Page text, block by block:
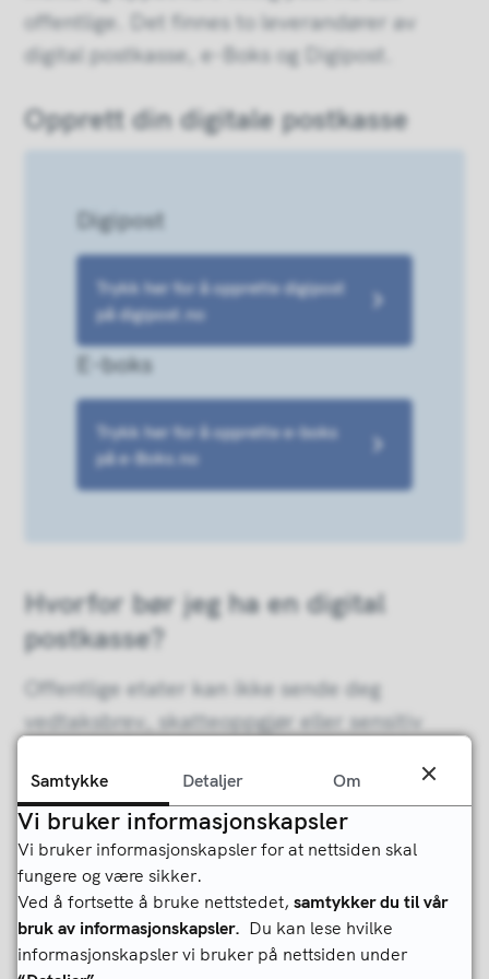
offentlige. Det finnes to leverandører av
digital postkasse, e-Boks og Digipost.
Opprett din digitale postkasse
Digipost
Trykk her for å opprette digipost
på digipost.no
E-boks
Trykk her for å opprette e-boks
på e-Boks.no
Hvorfor bør jeg ha en digital
postkasse?
Offentlige etater kan ikke sende deg
vedtaksbrev, skatteoppgjør eller sensitiv
sikkert nok. En digital postkasse er sikker,
og her kan du lagre posten din så lenge du
ønsker.
Digitale postkasser er gratis, så det blir ikke
noen ekstra utgifter på deg.
Samtykke Detaljer Om
Vi bruker informasjonskapsler
Vi bruker informasjonskapsler for at nettsiden skal
fungere og være sikker.
Ved å fortsette å bruke nettstedet, samtykker du til vår
bruk av informasjonskapsler. Du kan lese hvilke
informasjonskapsler vi bruker på nettsiden under